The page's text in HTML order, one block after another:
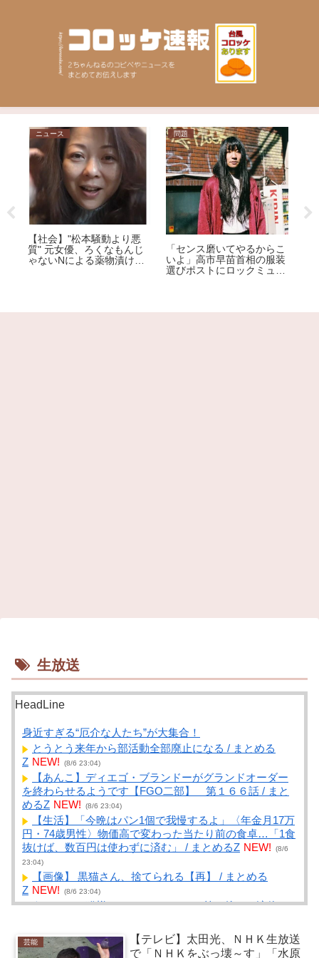
ニュース
【社会】"松本騒動より悪
質" 元女優、ろくなもんじ
ゃないNによる薬物漬けレ
問題
「センス磨いてやるからこ
いよ」高市早苗首相の服装
選びポストにロックミュー
「
生放送
HeadLine
身近すぎる“厄介な人たち”が大集合！
とうとう来年から部活動全部廃止になる / まとめる
Z NEW! (8/6 23:04)
【あんこ】ディエゴ・ブランドーがグランドオーダー
を終わらせるようです【FGO二部】 第１６６話 / まと
めるZ NEW! (8/6 23:04)
【生活】「今晩はパン1個で我慢するよ」〈年金月17万
円・74歳男性〉物価高で変わった当たり前の食卓…「1食
抜けば、数百円は使わずに済む」 / まとめるZ NEW!
(8/6
23:04)
【画像】 黒猫さん、捨てられる【再】 / まとめる
Z NEW! (8/6 23:04)
うちとこの猫様、フロントライン（首の後ろに液体の
すが、皆さんのところの猫様は如何ですか？【再】 / ま
とめるZ NEW! (8/6 23:04)
芸能
【テレビ】太田光、ＮＨＫ生放送
で「ＮＨＫをぶっ壊～す」「水原